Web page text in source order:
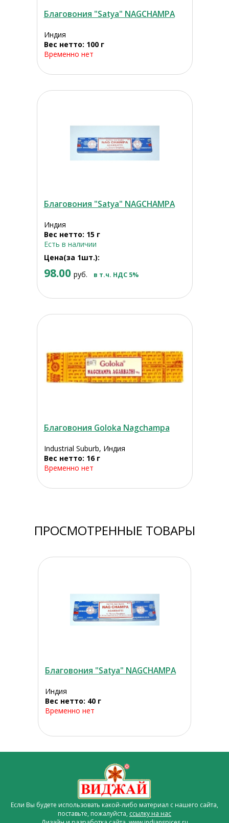
Благовония "Satya" NAGCHAMPA
Индия
Вес нетто: 100 г
Временно нет
Благовония "Satya" NAGCHAMPA
Индия
Вес нетто: 15 г
Есть в наличии
Цена(за 1шт.):
98.00 руб. в т.ч. НДС 5%
Благовония Goloka Nagchampa
Industrial Suburb, Индия
Вес нетто: 16 г
Временно нет
ПРОСМОТРЕННЫЕ ТОВАРЫ
Благовония "Satya" NAGCHAMPA
Индия
Вес нетто: 40 г
Временно нет
Если Вы будете использовать какой-либо материал с нашего сайта,
поставьте, пожалуйста, ссылку на нас